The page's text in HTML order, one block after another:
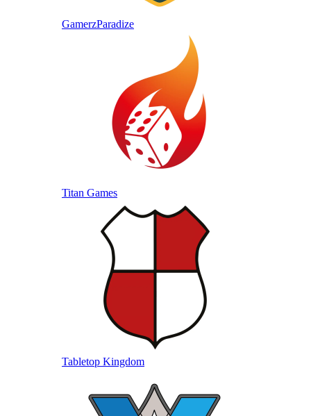
GamerzParadize
Titan Games
Tabletop Kingdom